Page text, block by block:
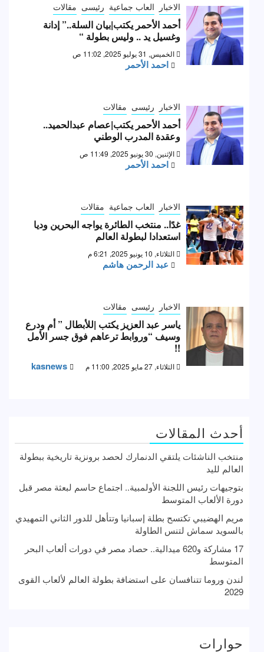
الاخبار العاب جماعية رئيسى مقالات
أحمد الأحمر يكتب|بيان السلة..” إدانة
وغسيل يد .. وليس بطولة “
الخميس, 31 يوليو 2025, 11:02 ص
احمد الأحمر
الاخبار رئيسى مقالات
أحمد الأحمر يكتب|عصام عبدالحميد..
وعقدة المدرب الوطني
الإثنين, 30 يونيو 2025, 11:49 ص
احمد الأحمر
الاخبار العاب جماعية مقالات
غدًا.. منتخب الطائرة يواجه البحرين وديا
استعدادا لبطولة العالم
الثلاثاء, 10 يونيو 2025, 6:21 م
عبد الرحمن هاشم
الاخبار رئيسى مقالات
ياسر عبد العزيز يكتب |للأبطال ” أم ودرع
وسيف “وروابط ترعاهم فوق جسر الأمل
!!
الثلاثاء, 27 مايو 2025, 11:00 م kasnews
أحدث المقالات
منتخب الناشئات يلتقي الدنمارك لحصد برونزية تاريخية ببطولة
العالم لليد
بتوجيهات رئيس اللجنة الأولمبية.. اجتماع حاسم لبعثة مصر قبل
دورة الألعاب المتوسط
مريم الهضيبي تكتسح بطلة إسبانيا وتتأهل للدور الثاني التمهيدي
بالسويد سماش لتنس الطاولة
17 مشاركة و620 ميدالية.. حصاد مصر في دورات ألعاب البحر
المتوسط
لندن وروما تتنافسان على استضافة بطولة العالم لألعاب القوى
2029
حوارات